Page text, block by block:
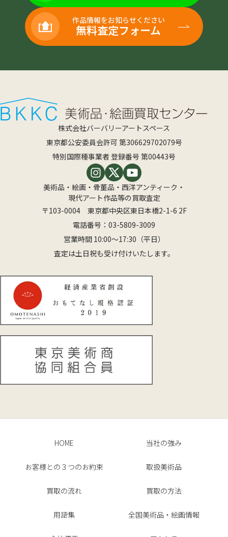
作品情報をお知らせください
無料査定フォーム
株式会社バーバリーアートスペース
東京都公安委員会許可 第306629702079号
特別国際種事業者 登録番号 第00443号
美術品・絵画・骨董品・西洋アンティーク・
現代アート作品等の買取査定
〒103-0004 東京都中央区東日本橋2-1-6 2F
電話番号： 03-5809-3009
営業時間 10:00〜17:30（平日）
査定は土日祝も受け付けいたします。
HOME 当社の強み
お客様との３つのお約束 取扱美術品
買取の流れ 買取の方法
用語集 全国美術品・絵画情報